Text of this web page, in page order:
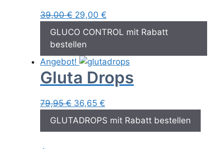
39,00€ Ursprünglicher
Preis
war:
29,00 €
Preis
GLUCO CONTROL mit Rabatt
bestellen
Angebot!
Gluta Drops
79,95€ Ursprünglicher
Preis
36,65 €
Preis
GLUTADROPS mit Rabatt bestellen